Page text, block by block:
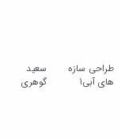
طراحی سازه
های آبی1
سعید
گوهری